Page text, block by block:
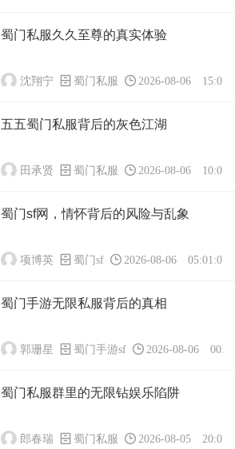
蜀门私服久久至尊的真实体验
沈翔宁 蜀门私服 2026-08-06
五五蜀门私服背后的灰色江湖
田承贤 蜀门私服 2026-08-06
蜀门sf网，情怀背后的风险与乱象
项博英 蜀门sf 2026-08-06 05:01:01
蜀门手游无限私服背后的真相
郭珊星 蜀门手游sf 2026-08-06
蜀门私服群里的无限钻娱乐陷阱
郎春瑞 蜀门私服 2026-08-05